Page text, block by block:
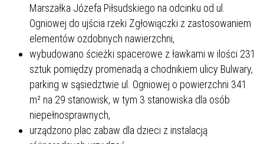
Marszałka Józefa Piłsudskiego na odcinku od ul.
Ogniowej do ujścia rzeki Zgłowiączki z zastosowaniem
elementów ozdobnych nawierzchni,
wybudowano ścieżki spacerowe z ławkami w ilości 231
sztuk pomiędzy promenadą a chodnikiem ulicy Bulwary,
parking w sąsiedztwie ul. Ogniowej o powierzchni 341
m² na 29 stanowisk, w tym 3 stanowiska dla osób
niepełnosprawnych,
urządzono plac zabaw dla dzieci z instalacją